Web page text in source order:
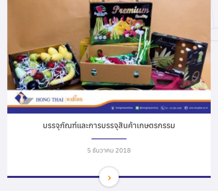
บรรจุภัณฑ์และการบรรจุสินค้าเกษตรกรรม
5 ธันวาคม 2018